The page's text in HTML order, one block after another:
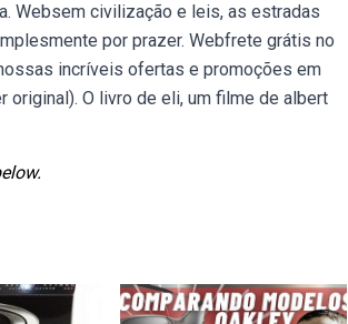
Websem civilização e leis, as estradas
por prazer. Webfrete grátis no
incríveis ofertas e promoções em
O livro de eli, um filme de albert